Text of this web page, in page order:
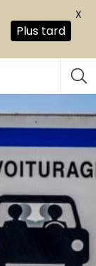
Plus tard
X